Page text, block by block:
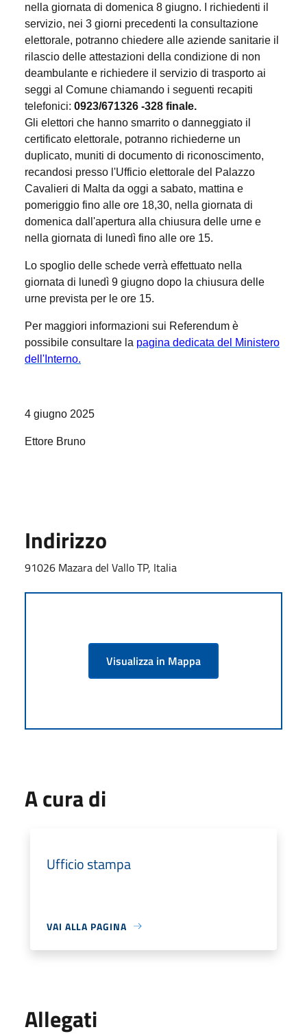
nella giornata di domenica 8 giugno. I richiedenti il
servizio, nei 3 giorni precedenti la consultazione
elettorale, potranno chiedere alle aziende sanitarie il
rilascio delle attestazioni della condizione di non
deambulante e richiedere il servizio di trasporto ai
seggi al Comune chiamando i seguenti recapiti
telefonici: 0923/671326 -328 finale.
Gli elettori che hanno smarrito o danneggiato il
certificato elettorale, potranno richiederne un
duplicato, muniti di documento di riconoscimento,
recandosi presso l'Ufficio elettorale del Palazzo
Cavalieri di Malta da oggi a sabato, mattina e
pomeriggio fino alle ore 18,30, nella giornata di
domenica dall'apertura alla chiusura delle urne e
nella giornata di lunedì fino alle ore 15.
​Lo spoglio delle schede verrà effettuato nella
giornata di lunedì 9 giugno dopo la chiusura delle
urne prevista per le ore 15.
Per maggiori informazioni sui Referendum è
possibile consultare la pagina dedicata del Ministero
dell'Interno.
4 giugno 2025
Ettore Bruno
Indirizzo
91026 Mazara del Vallo TP, Italia
Visualizza in Mappa
A cura di
Ufficio stampa
VAI ALLA PAGINA
Allegati